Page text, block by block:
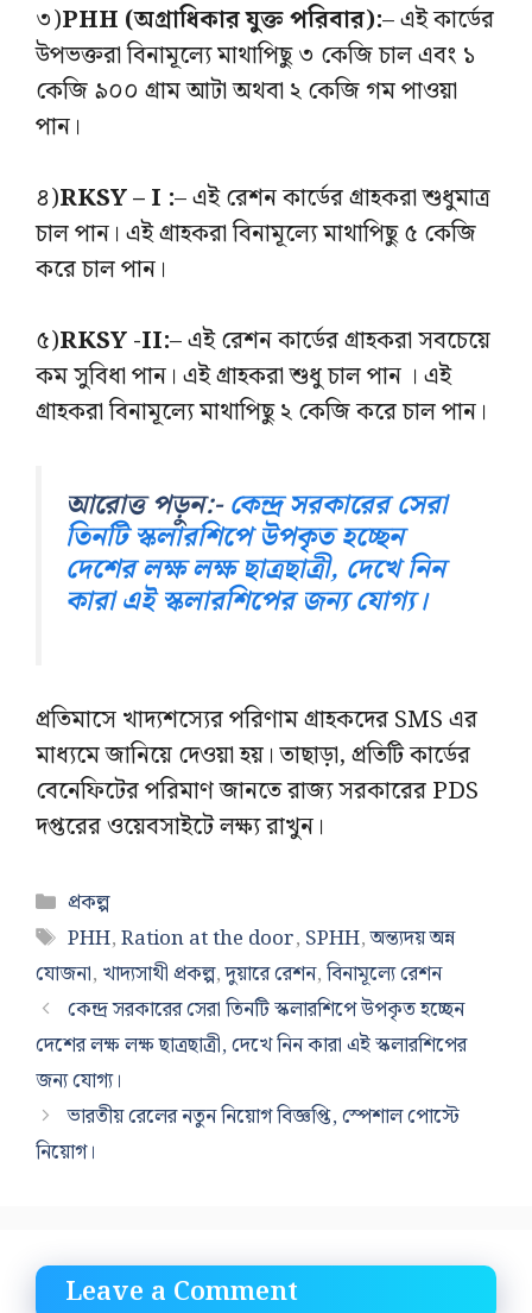
৩)PHH (অগ্রাধিকার যুক্ত পরিবার):– এই কার্ডের
উপভক্তরা বিনামূল্যে মাথাপিছু ৩ কেজি চাল এবং ১
কেজি ৯০০ গ্রাম আটা অথবা ২ কেজি গম পাওয়া
পান।
৪)RKSY – I :– এই রেশন কার্ডের গ্রাহকরা শুধুমাত্র
চাল পান। এই গ্রাহকরা বিনামূল্যে মাথাপিছু ৫ কেজি
করে চাল পান।
৫)RKSY -II:– এই রেশন কার্ডের গ্রাহকরা সবচেয়ে
কম সুবিধা পান। এই গ্রাহকরা শুধু চাল পান । এই
গ্রাহকরা বিনামূল্যে মাথাপিছু ২ কেজি করে চাল পান।
আরোত্ত পড়ুন:-কেন্দ্র সরকারের সেরা
তিনটি স্কলারশিপে উপকৃত হচ্ছেন
দেশের লক্ষ লক্ষ ছাত্রছাত্রী, দেখে নিন
কারা এই স্কলারশিপের জন্য যোগ্য।
প্রতিমাসে খাদ্যশস্যের পরিণাম গ্রাহকদের SMS এর
মাধ্যমে জানিয়ে দেওয়া হয়। তাছাড়া, প্রতিটি কার্ডের
বেনেফিটের পরিমাণ জানতে রাজ্য সরকারের PDS
দপ্তরের ওয়েবসাইটে লক্ষ্য রাখুন।
Categories
প্রকল্প
Tags
PHH,Ration at the door, SPHH,অন্ত্যদয় অন্ন
যোজনা, খাদ্যসাথী প্রকল্প,দুয়ারে রেশন,বিনামূল্যে রেশন
কেন্দ্র সরকারের সেরা তিনটি স্কলারশিপে উপকৃত হচ্ছেন
দেশের লক্ষ লক্ষ ছাত্রছাত্রী, দেখে নিন কারা এই স্কলারশিপের
জন্য যোগ্য।
ভারতীয় রেলের নতুন নিয়োগ বিজ্ঞপ্তি, স্পেশাল পোস্টে
নিয়োগ।
Leave a Comment